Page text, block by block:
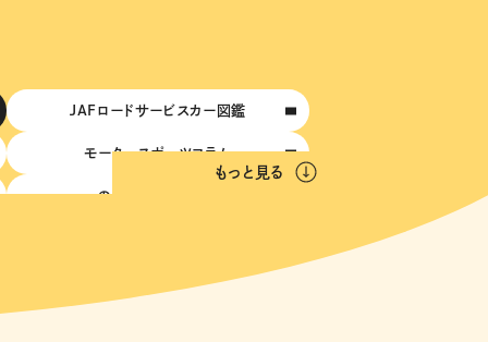
JAFロードサービスカー図鑑
モータースポーツコラム
のんびりジャーニー
もっと見る